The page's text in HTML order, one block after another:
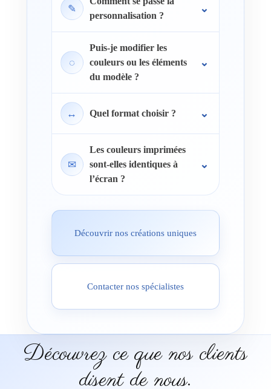
✎
personnalisation ?
◌
Puis-je modifier les
couleurs ou les éléments
du modèle ?
↔ Quel format choisir ?
✉
Les couleurs imprimées
sont-elles identiques à
l’écran ?
Découvrir nos créations uniques
Contacter nos spécialistes
Découvrez ce que nos clients
disent de nous.